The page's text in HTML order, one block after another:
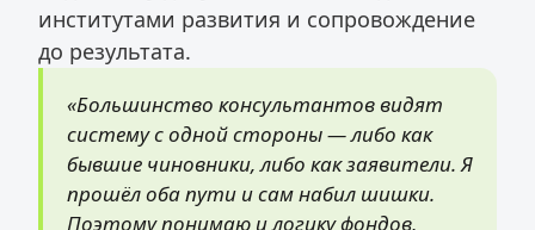
институтами развития и сопровождение
до результата.
«Большинство консультантов видят
систему с одной стороны — либо как
бывшие чиновники, либо как заявители. Я
прошёл оба пути и сам набил шишки.
Поэтому понимаю и логику фондов,